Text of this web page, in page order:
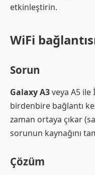
etkinleştirin.
WiFi
Sorun
Galaxy A3veya A5 ile
birdenbire bağlantı
zaman ortaya çıkar
sorunun kaynağını
Çözüm